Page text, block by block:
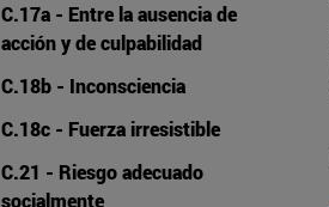
C.17a - Entre la ausencia de
acción y de culpabilidad
C.18b - Inconsciencia
C.18c - Fuerza irresistible
C.21 - Riesgo adecuado
socialmente